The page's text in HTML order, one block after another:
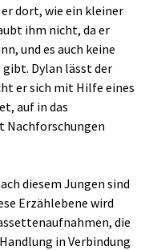
dort, wie ein kleiner
ihm nicht, da er
und es auch keine
Dylan lässt der
er sich mit Hilfe eines
auf in das
Nachforschungen
diesem Jungen sind
Erzählebene wird
die
in Verbindung